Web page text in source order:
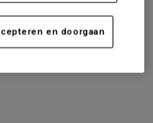
Camo Tech
en doorgaan